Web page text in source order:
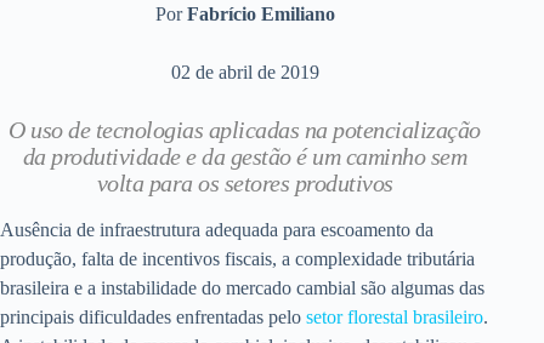
PorFabrício Emiliano
02 de abril de 2019
O uso de tecnologias aplicadas na potencialização
da produtividade e da gestão é um caminho sem
volta para os setores produtivos
Ausência de infraestrutura adequada para escoamento da
produção, falta de incentivos fiscais, a complexidade tributária
brasileira e a instabilidade do mercado cambial são algumas das
principais dificuldades enfrentadas pelo setor florestal brasileiro.